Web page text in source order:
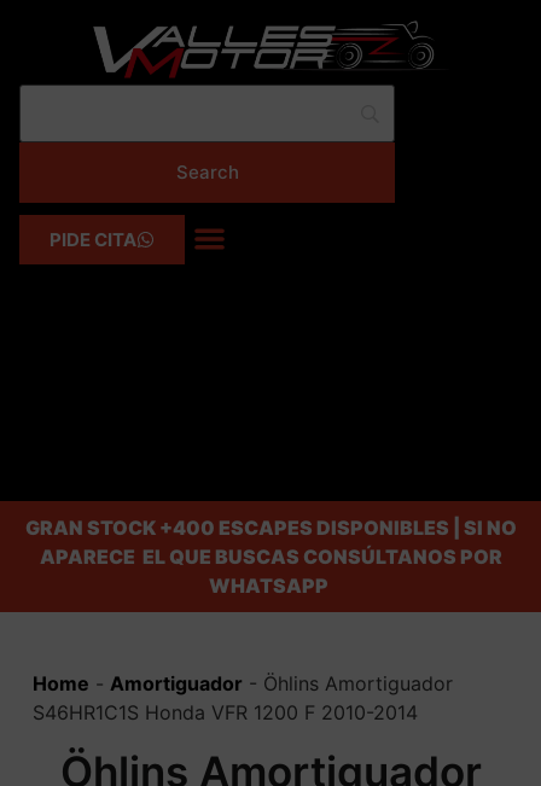
PIDE CITA
GRAN STOCK+400 ESCAPES DISPONIBLES | SI NO
APARECE EL QUE BUSCAS CONSÚLTANOS POR
WHATSAPP
Home - Amortiguador - Öhlins Amortiguador
S46HR1C1S Honda VFR 1200 F 2010-2014
Öhlins Amortiguador